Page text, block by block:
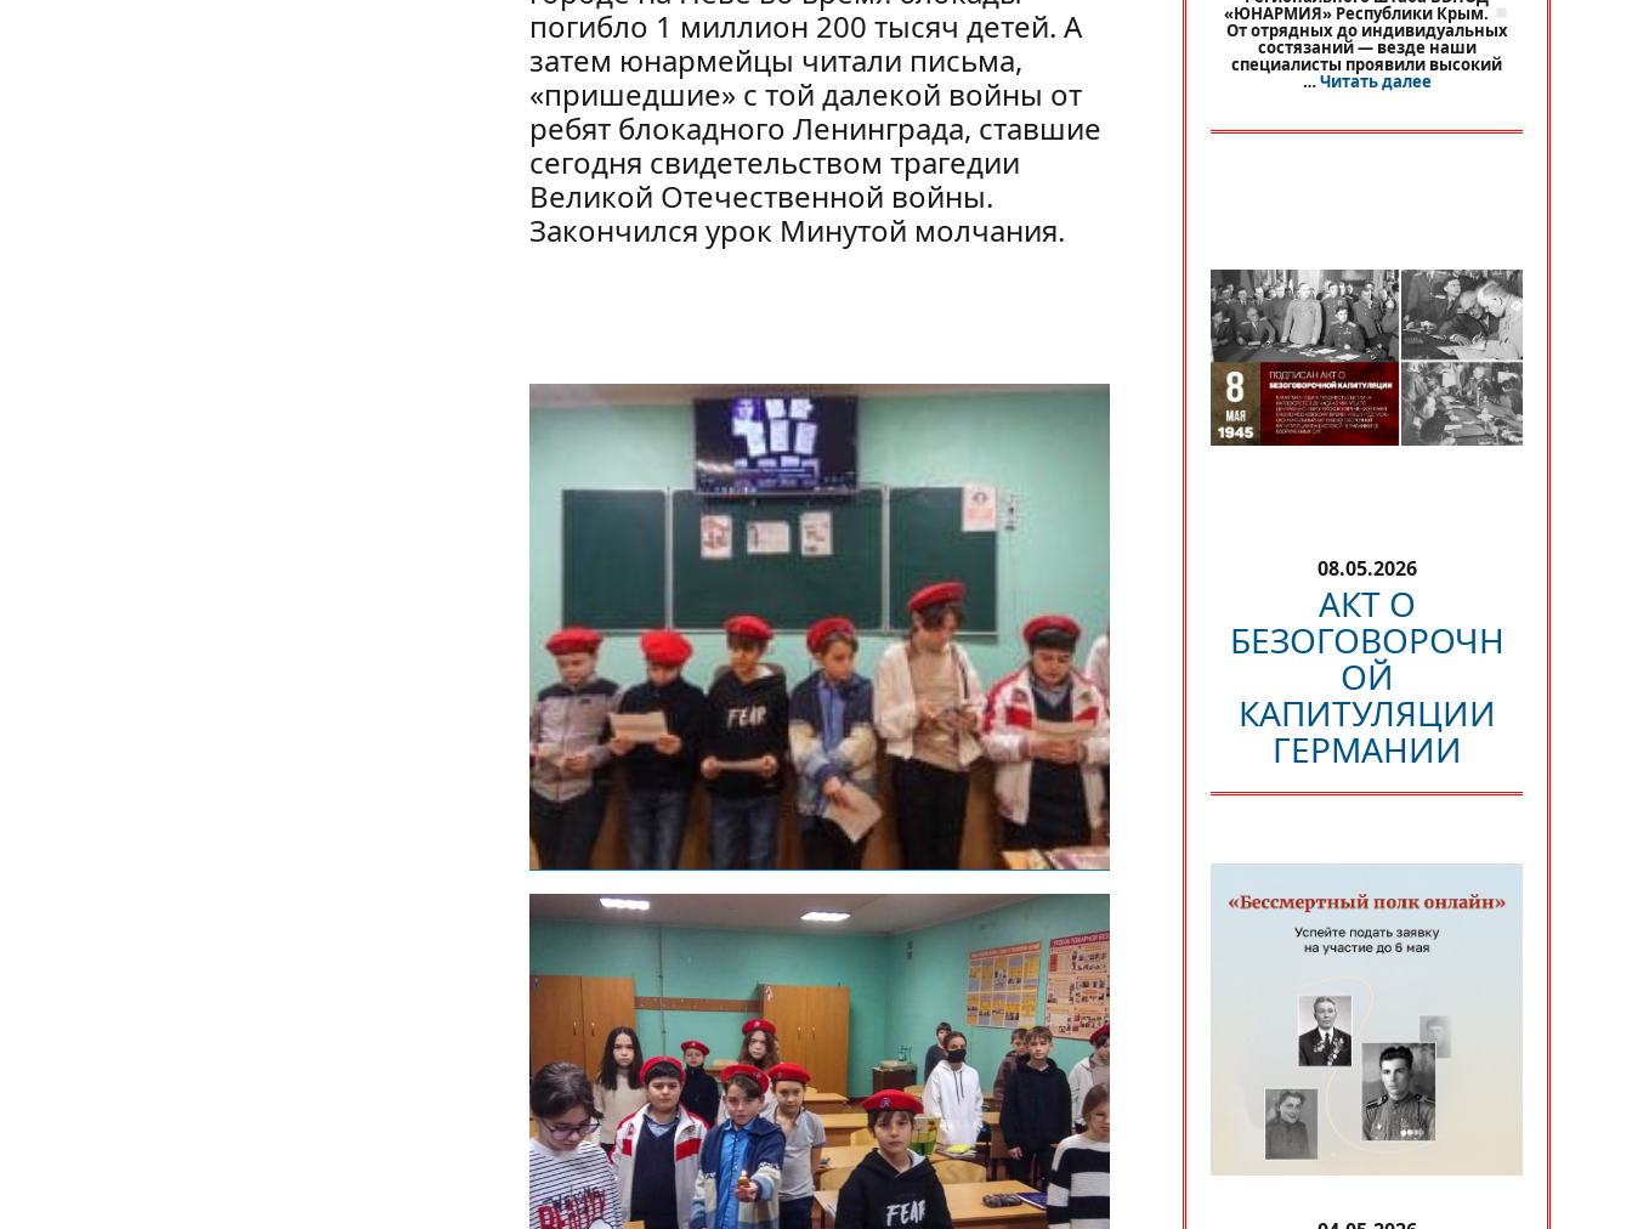
погибло 1 миллион 200 тысяч детей. А
затем юнармейцы читали письма,
«пришедшие» с той далекой войны от
ребят блокадного Ленинграда, ставшие
сегодня свидетельством трагедии
Великой Отечественной войны.
Закончился урок Минутой молчания.
«ЮНАРМИЯ» Республики Крым.
От отрядных до индивидуальных
состязаний — везде наши
специалисты проявили высокий
…Читать далее«
08.05.2026
АКТ О
БЕЗОГОВОРОЧН
ОЙ
КАПИТУЛЯЦИИ
ГЕРМАНИИ